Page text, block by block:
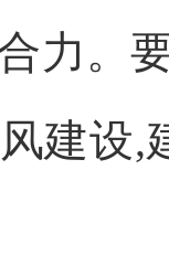
力。
建设,